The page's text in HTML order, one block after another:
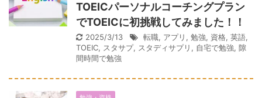
TOEICパーソナルコーチングプラン
でTOEICに初挑戦してみました！！
2025/3/13 転職, アプリ , 勉強, 資格, 英語,
TOEIC, スタサプ, スタディサプリ , 自宅で勉強, 隙
間時間で勉強